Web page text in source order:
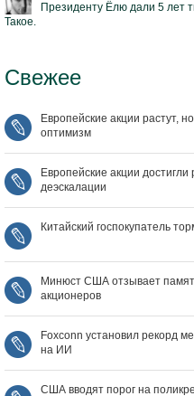
Президенту Ёлю дали 5 лет
Такое.
Свежее
Европейские акции растут,
оптимизм
Европейские акции
деэскалации
Китайский госпокупатель
Минюст США отзывает
акционеров
Foxconn установил рекорд
на ИИ
США вводят порог на